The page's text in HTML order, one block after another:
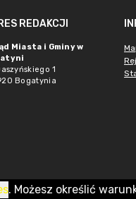
REDAKCJI
Miasta i Gminy w
1
Bogatynia
. Możesz określić